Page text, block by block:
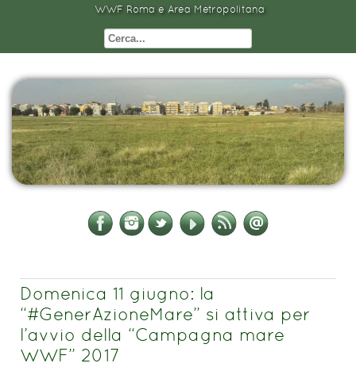
WWF Roma e Area Metropolitana
Domenica 11 giugno: la
“#GenerAzioneMare” si attiva per
l’avvio della “Campagna mare
WWF” 2017